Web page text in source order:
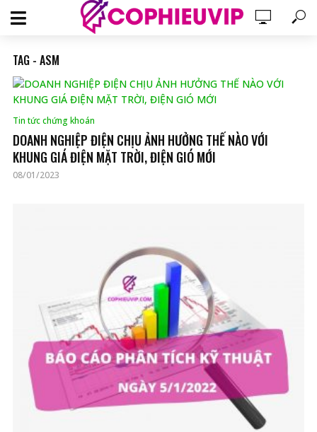
TAG - ASM
Tin tức chứng khoán
DOANH NGHIỆP ĐIỆN CHỊU ẢNH HƯỞNG THẾ NÀO VỚI
KHUNG GIÁ ĐIỆN MẶT TRỜI, ĐIỆN GIÓ MỚI
08/01/2023